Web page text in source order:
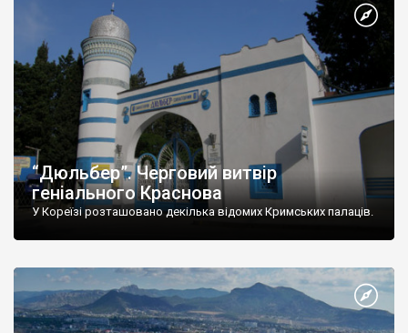
“Дюльбер”. Черговий витвір
геніального Краснова
У Кореїзі розташовано декілька відомих Кримських палаців.